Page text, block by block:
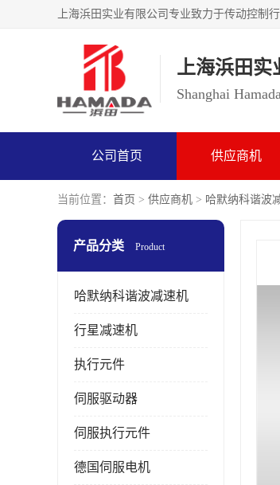
上海浜田实
Shanghai
公司首页 供应商机
当前位置： 首页 > 供应商机 > 哈默纳科谐波
产品分类 Product
哈默纳科谐波减速机
行星减速机
执行元件
伺服驱动器
伺服执行元件
德国伺服电机